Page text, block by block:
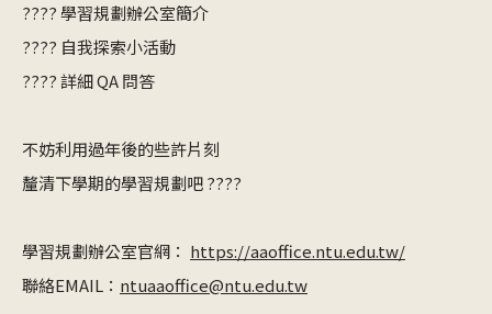
???? 學習規劃辦公室簡介
???? 自我探索小活動
???? 詳細 QA 問答
不妨利用過年後的些許片刻
釐清下學期的學習規劃吧 ????
學習規劃辦公室官網： https://aaoffice.ntu.edu.tw/
聯絡EMAIL： ntuaaoffice@ntu.edu.tw